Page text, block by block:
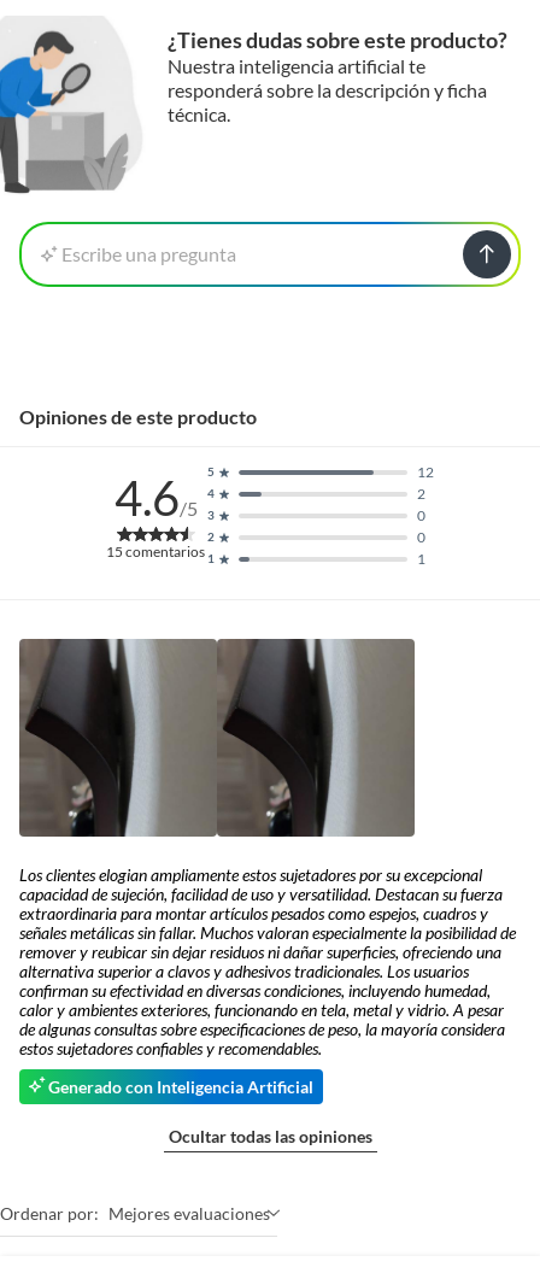
¿Tienes dudas sobre este producto?
Nuestra inteligencia artificial te
responderá sobre la descripción y ficha
técnica.
Escribe una pregunta
Opiniones de este producto
4.6/5
15 comentarios 1 1
2 0
3 0
4 2
5 12
Los clientes elogian ampliamente estos sujetadores por su excepcional
capacidad de sujeción, facilidad de uso y versatilidad. Destacan su fuerza
extraordinaria para montar artículos pesados como espejos, cuadros y
señales metálicas sin fallar. Muchos valoran especialmente la posibilidad de
remover y reubicar sin dejar residuos ni dañar superficies, ofreciendo una
alternativa superior a clavos y adhesivos tradicionales. Los usuarios
confirman su efectividad en diversas condiciones, incluyendo humedad,
calor y ambientes exteriores, funcionando en tela, metal y vidrio. A pesar
de algunas consultas sobre especificaciones de peso, la mayoría considera
estos sujetadores confiables y recomendables.
Generado con Inteligencia Artificial
Ocultar todas las opiniones
Ordenar por: Mejores evaluaciones